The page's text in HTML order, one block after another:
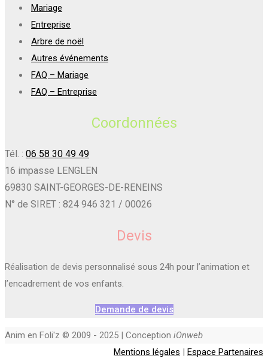
Mariage
Entreprise
Arbre de noël
Autres événements
FAQ – Mariage
FAQ – Entreprise
Coordonnées
Tél. : 06 58 30 49 49
16 impasse LENGLEN
69830 SAINT-GEORGES-DE-RENEINS
N° de SIRET : 824 946 321 / 00026
Devis
Réalisation de devis personnalisé sous 24h pour l’animation et
l’encadrement de vos enfants.
Demande de devis
Anim en Foli'z © 2009 - 2025 | Conception iOnweb
Mentions légales | Espace Partenaires